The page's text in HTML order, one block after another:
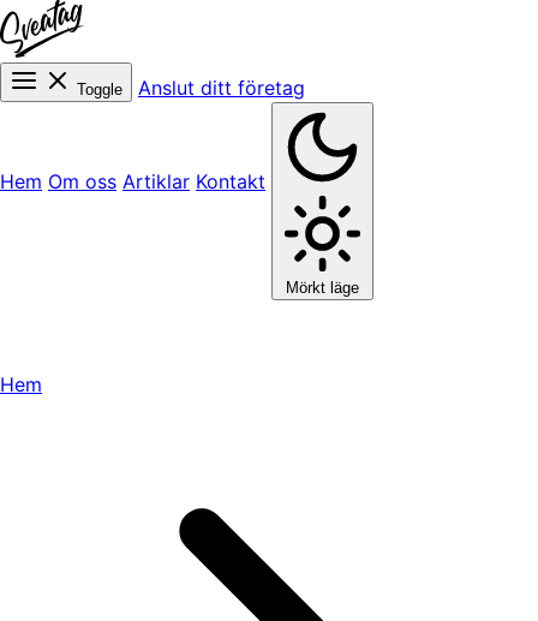
Toggle Anslut ditt företag
Hem Om oss Artiklar Kontakt
Mörkt läge
Hem